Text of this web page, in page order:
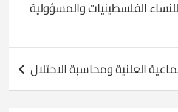
الفلسطينيات والمسؤولية
العلنية ومحاسبة الاحتلال